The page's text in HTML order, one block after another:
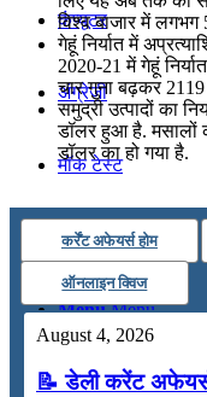
कंप्यूटर
अंग्रेजी
मॉक टेस्ट
टुडेज जीके
Menu Menu
विश्व बाजार में
गेहूं निर्यात में
2020-21 में गेहूं
चार गुना बढ़कर 2119
समुद्री उत्पादों का
डॉलर हुआ है. मसालों
डॉलर का हो गया है.
कर्रेंट अफेयर्स होम
ऑनलाइन क्विज
August 4, 2026
📝 डेली करेंट